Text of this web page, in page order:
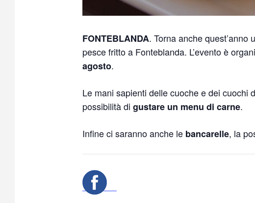
FONTEBLANDA. Torna anche
pesce fritto a Fonteblanda. L’evento è
agosto.
Le mani sapienti delle cuoche e dei cuochi
possibilità di gustare un menu di carne.
Infine ci saranno anche le bancarelle, la